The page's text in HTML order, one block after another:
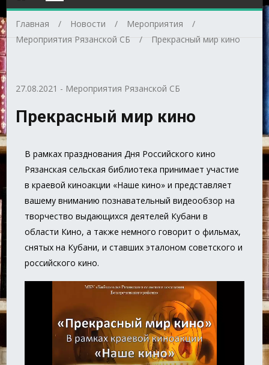
Главная Новости
Мероприятия
Мероприятия Рязанской СБ
Прекрасный мир кино
27.08.2021 - Мероприятия Рязанской СБ
Прекрасный мир кино
В рамках празднования Дня Российского кино
Рязанская сельская библиотека принимает участие
в краевой киноакции «Наше кино» и представляет
вашему вниманию познавательный видеообзор на
творчество выдающихся деятелей Кубани в
области Кино, а также немного говорит о фильмах,
снятых на Кубани, и ставших эталоном советского и
российского кино.